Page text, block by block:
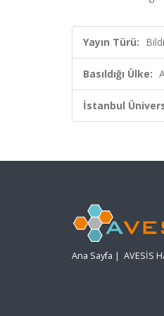
Yayın Türü:
Basıldığı Ülke:
İstanbul
Ana Sayfa | AVESİS